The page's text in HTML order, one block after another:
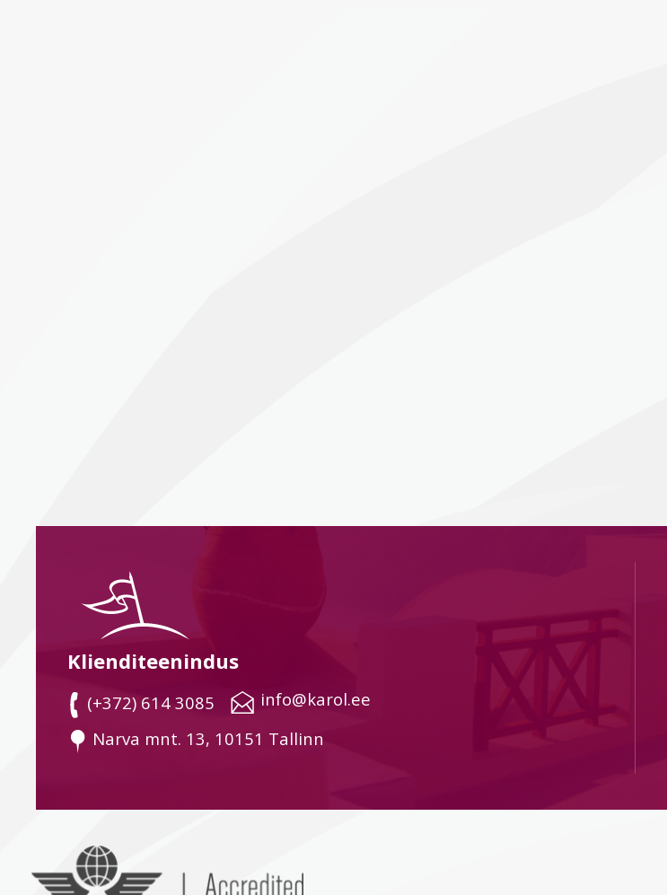
Klienditeenindus
(+372) 614 3085
info@karol.ee
Narva mnt. 13, 10151 Tallinn